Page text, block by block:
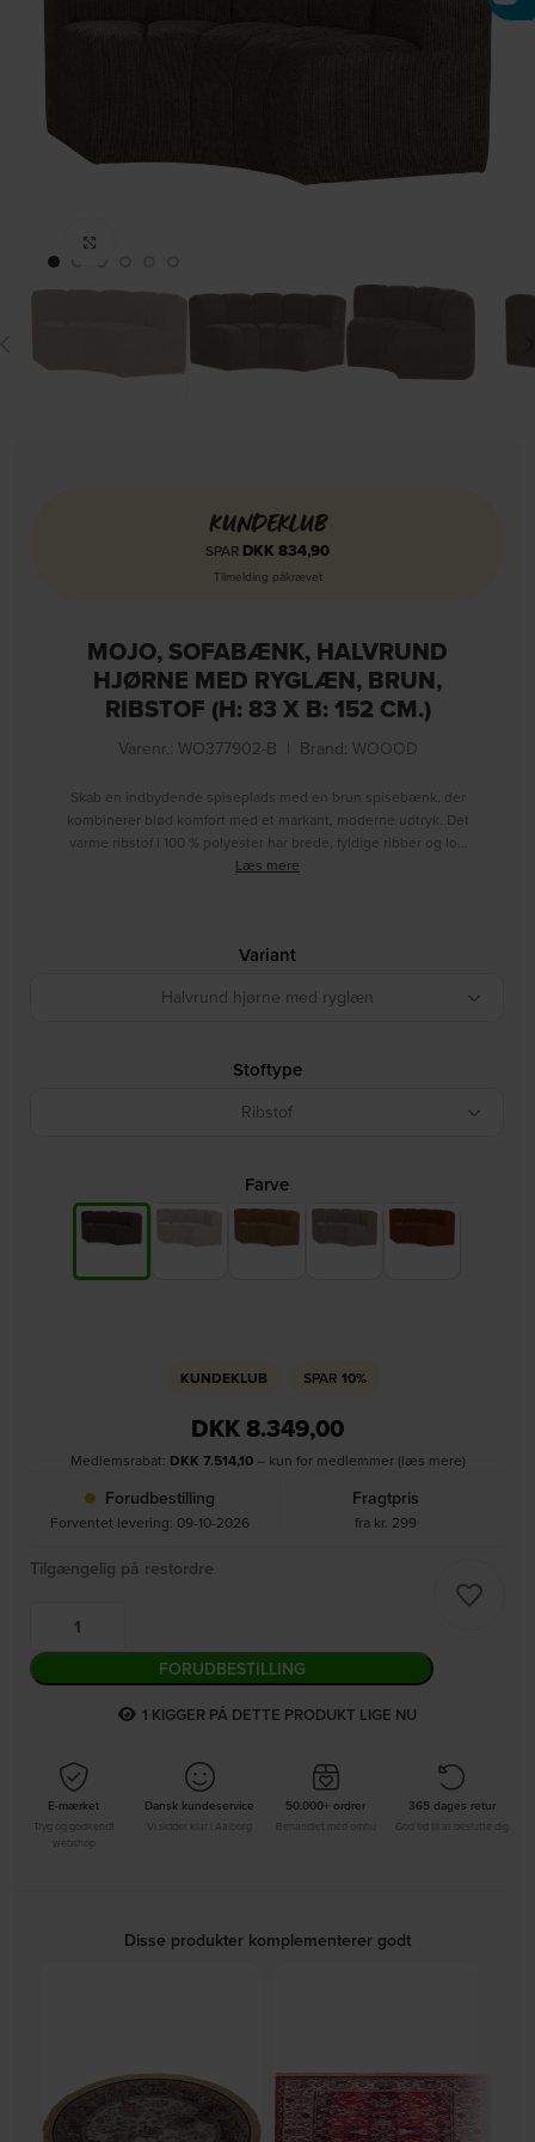
KUNDEKLUB
SPAR DKK 834,90
Tilmelding påkrævet
MOJO, SOFABÆNK, HALVRUND
HJØRNE MED RYGLÆN, BRUN,
RIBSTOF (H: 83 X B: 152 CM.)
Varenr.: WO377902-B Brand: WOOOD
Skab en indbydende spiseplads med en brun spisebænk, der
kombinerer blød komfort med et markant, moderne udtryk. Det
varme ribstof i 100 % polyester har brede, fyldige ribber og lo…
Læs mere
Variant
Halvrund hjørne med ryglæn
Stoftype
Ribstof
Farve
KUNDEKLUB SPAR 10%
DKK 8.349,00
Medlemsrabat: DKK 7.514,10– kun for medlemmer (læs mere)
Forudbestilling
Forventet levering: 09-10-2026
Fragtpris
fra kr. 299
Tilgængelig på restordre
FORUDBESTILLING
4 KIGGER PÅ DETTE PRODUKT LIGE NU
E-mærket
Tryg og godkendt
Dansk kundeservice
Vi sidder klar i Aalborg
50.000+ ordrer
Behandlet med omhu
365 dages retur
God tid til at beslutte dig
Disse produkter komplementerer godt